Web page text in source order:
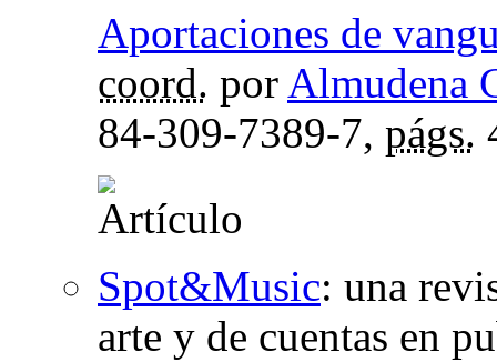
Aportaciones de
coord. por Almudena
84-309-7389-7, págs.
Spot&Music: una
arte y de cuentas en